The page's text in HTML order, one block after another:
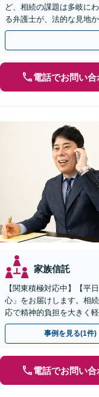
ど、相続の課題は多岐に
る弁護士が、法的な見地
（予約制）です。まずは
電話でお問い合
家族信託
【関東積極対応中】【平
心」をお届けします。相
応で精神的負担を大きく
割・放棄などまずはお気
事例を見る(1件)
電話でお問い合